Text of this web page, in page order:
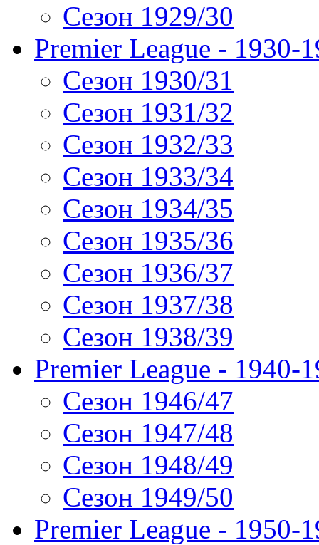
Сезон 1929/30
Premier League - 1930-
Сезон 1930/31
Сезон 1931/32
Сезон 1932/33
Сезон 1933/34
Сезон 1934/35
Сезон 1935/36
Сезон 1936/37
Сезон 1937/38
Сезон 1938/39
Premier League - 1940-
Сезон 1946/47
Сезон 1947/48
Сезон 1948/49
Сезон 1949/50
Premier League - 1950-